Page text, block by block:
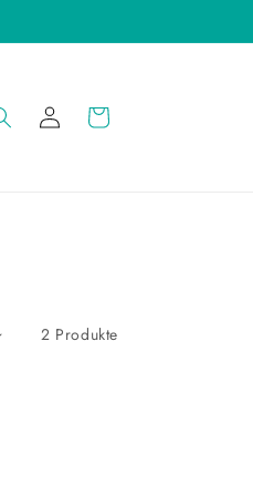
EINLOGGEN
WARENKORB
2 Produkte